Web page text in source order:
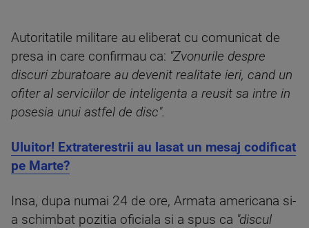
Autoritatile militare au eliberat cu comunicat de
presa in care confirmau ca: "Zvonurile despre
discuri zburatoare au devenit realitate ieri, cand un
ofiter al serviciilor de inteligenta a reusit sa intre in
posesia unui astfel de disc".
Uluitor! Extraterestrii au lasat un mesaj codificat
pe Marte?
Insa, dupa numai 24 de ore, Armata americana si-
a schimbat pozitia oficiala si a spus ca "discul